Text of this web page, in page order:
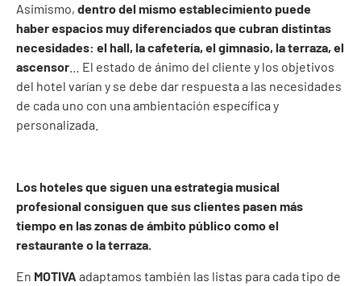
Asimismo, dentro del mismo establecimiento puede
haber espacios muy diferenciados que cubran distintas
necesidades: el hall, la cafetería, el gimnasio, la terraza, el
ascensor … El estado de ánimo del cliente y los objetivos
del hotel varían y se debe dar respuesta a las necesidades
de cada uno con una ambientación específica y
personalizada.
Los hoteles que siguen una estrategia musical
profesional consiguen que sus clientes pasen más
tiempo en las zonas de ámbito público como el
restaurante o la terraza.
En MOTIVA adaptamos también las listas para cada tipo de